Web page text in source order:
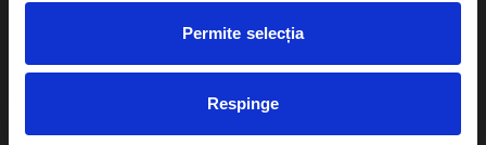
Permite selecția
Respinge
Despre noi
Contact